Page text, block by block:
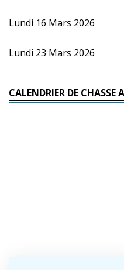
Lundi 16 Mars 2026
Lundi 23 Mars 2026
CALENDRIER DE CHASSE